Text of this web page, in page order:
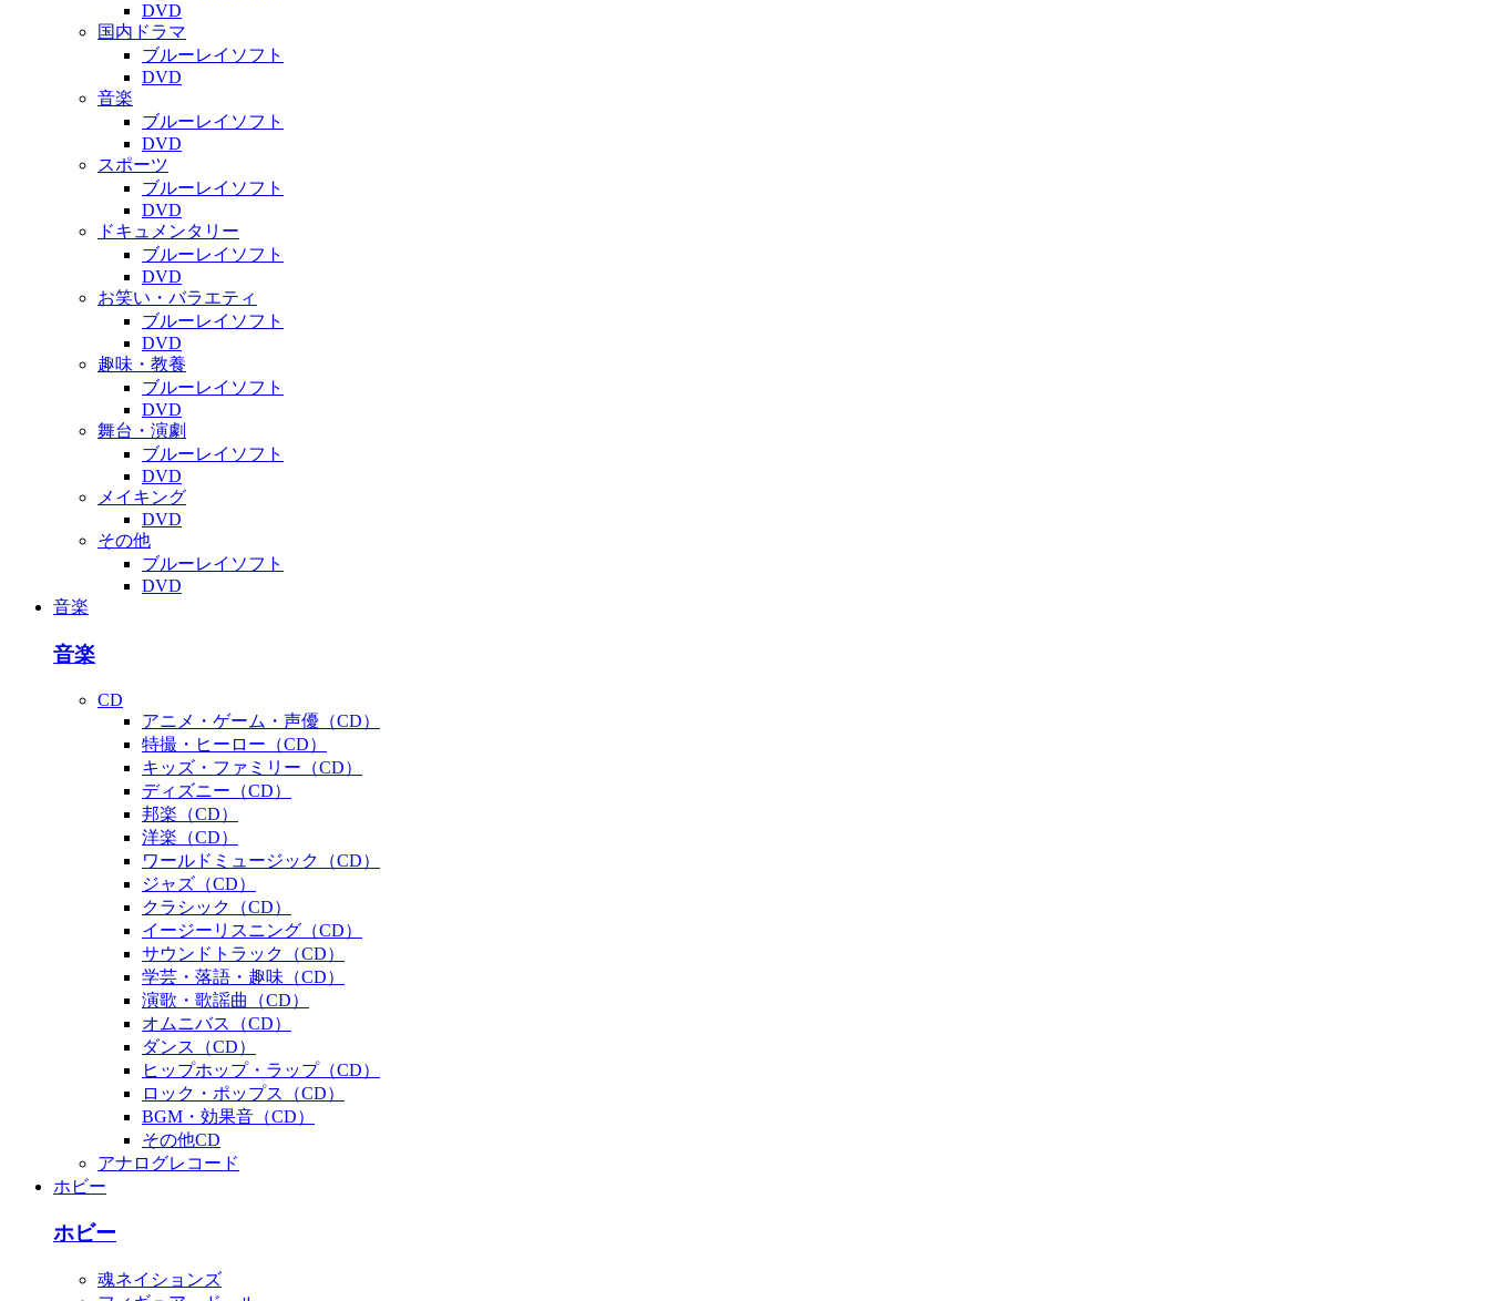
DVD
国内ドラマ
ブルーレイソフト
DVD
音楽
ブルーレイソフト
DVD
スポーツ
ブルーレイソフト
DVD
ドキュメンタリー
ブルーレイソフト
DVD
お笑い・バラエティ
ブルーレイソフト
DVD
趣味・教養
ブルーレイソフト
DVD
舞台・演劇
ブルーレイソフト
DVD
メイキング
DVD
その他
ブルーレイソフト
DVD
音楽
音楽
CD
アニメ・ゲーム・声優（CD）
特撮・ヒーロー（CD）
キッズ・ファミリー（CD）
ディズニー（CD）
邦楽（CD）
洋楽（CD）
ワールドミュージック（CD）
ジャズ（CD）
クラシック（CD）
イージーリスニング（CD）
サウンドトラック（CD）
学芸・落語・趣味（CD）
演歌・歌謡曲（CD）
オムニバス（CD）
ダンス（CD）
ヒップホップ・ラップ（CD）
ロック・ポップス（CD）
BGM・効果音（CD）
その他CD
アナログレコード
ホビー
ホビー
魂ネイションズ